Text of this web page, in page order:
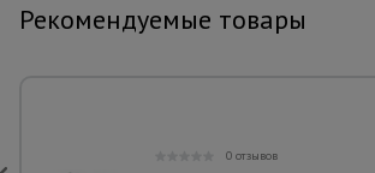
Рекомендуемые товары
0 отзывов